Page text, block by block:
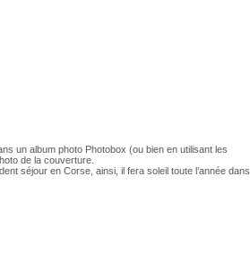
un album photo Photobox (ou bien en utilisant les
de la couverture.
séjour en Corse, ainsi, il fera soleil toute l’année dans